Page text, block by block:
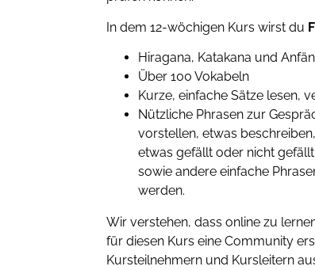
In dem 12-wöchigen Kurs wirst du
Hiragana, Katakana und
Über 100 Vokabeln
Kurze, einfache Sätze lesen,
Nützliche Phrasen zur
vorstellen, etwas
etwas gefällt oder nicht
sowie andere einfache
werden.
Wir verstehen, dass online zu
für diesen Kurs eine Community
Kursteilnehmern und Kursleitern